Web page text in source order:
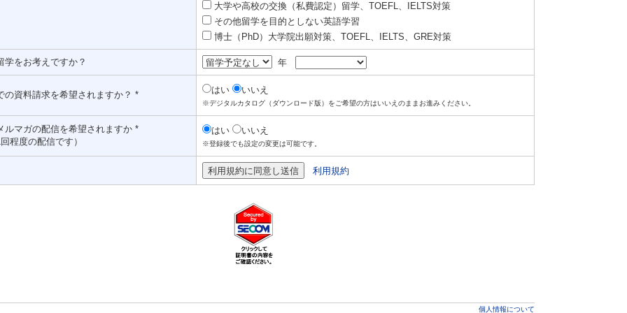
大学や高校の交換（私費認定）留学、TOEFL、IELTS対策
その他留学を目的としない英語学習
博士（PhD）大学院出願対策、TOEFL、IELTS、GRE対策
学をお考えですか？ 年
の資料請求を希望されますか？ * はい いいえ
※デジタルカタログ（ダウンロード版）をご希望の方はいいえのままお進みください。
ルマガの配信を希望されますか *
回程度の配信です）
はい いいえ
※登録後でも設定の変更は可能です。
利用規約
個人情報について